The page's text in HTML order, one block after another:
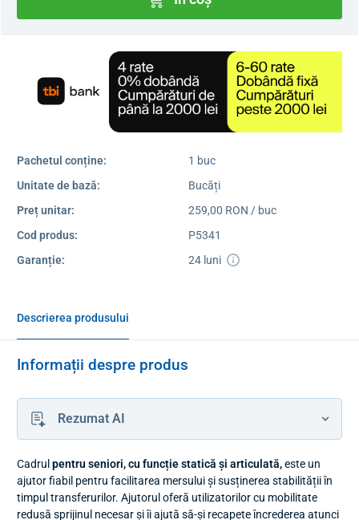
Pachetul conține:
1 buc
Unitate de bază:
Bucăți
Preț unitar:
259,00 RON / buc
Cod produs:
P5341
Garanție:
24 luni
Descrierea produsului
Informații despre produs
Rezumat AI
Cadrul pentru seniori, cu funcție statică și articulată,este un
ajutor fiabil pentru facilitarea mersului și susținerea stabilității în
timpul transferurilor. Ajutorul oferă utilizatorilor cu mobilitate
redusă sprijinul necesar și îi ajută să-și recapete încrederea atunci